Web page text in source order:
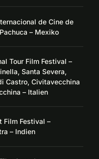
de Cine de
– Mexiko
Tour Film Festival –
Santa Severa,
Castro, Civitavecchina
– Italien
Film Festival –
– Indien